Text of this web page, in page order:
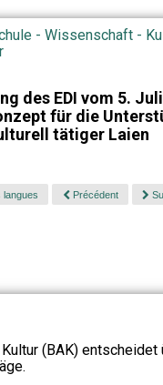
- Wissenschaft -
des EDI vom 5.
für die
tätiger Laien
langues Précédent
(BAK) entscheidet